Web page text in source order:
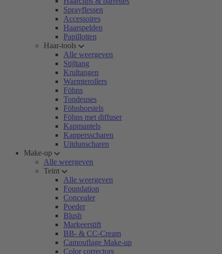
Sprayflessen
Accessoires
Haarspelden
Papillotten
Haar-tools
Alle weergeven
Stijltang
Krultangen
Warmterollers
Föhns
Tondeuses
Föhnborstels
Föhns met diffuser
Kapmantels
Kappersscharen
Uitdunscharen
Make-up
Alle weergeven
Teint
Alle weergeven
Foundation
Concealer
Poeder
Blush
Markeerstift
BB- & CC-Cream
Camouflage Make-up
Color correctors